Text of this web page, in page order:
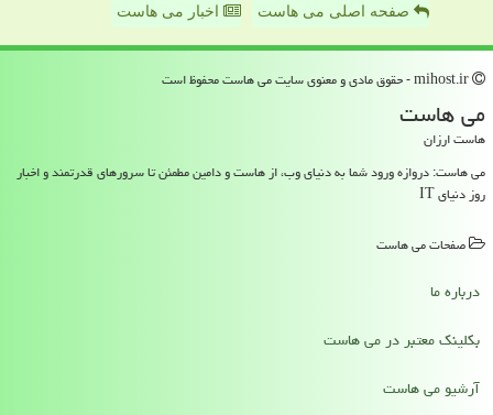
صفحه اصلی می هاست اخبار می هاست
می هاست
هاست ارزان
می هاست: دروازه ورود شما به دنیای وب، از هاست و دامین مطمئن تا سرورهای قدرتمند و اخبار
روز دنیای IT
صفحات می هاست
درباره ما
بکلینک معتبر در می هاست
آرشیو می هاست